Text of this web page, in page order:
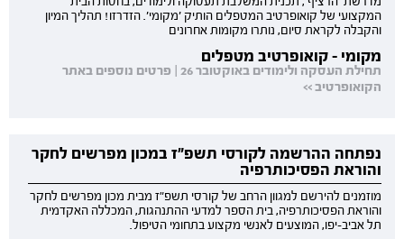
המקצועי של קואופרטיב המטפלים הותיק 'מקומי'. הזדרזו! תהליך המיון
והקבלה לקראת סיום, נותרו מקומות אחרונים
מקומי - קואופרטיב מטפלים
תחילת העסקה ולימודים באוקטובר 26 | פרטים נוספים באתר
הקואופרטיב >>
נפתחה ההרשמה לקורסי תשפ"ז במכון מפרשים לחקר
והוראת הפסיכותרפיה
מוזמנים להירשם למגוון הרחב של קורסי תשפ"ז מבית מכון מפרשים לחקר
והוראת הפסיכותרפיה, בית הספר למדעי ההתנהגות, המכללה האקדמית
תל אביב-יפו, המוצעים לאנשי מקצוע בתחומי הטיפול.